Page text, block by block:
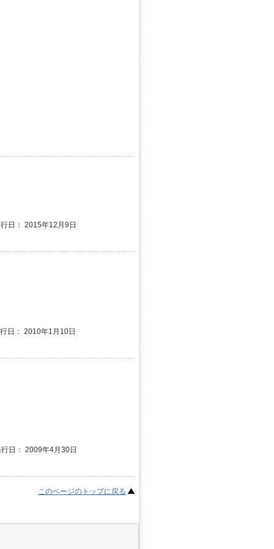
： 2015年12月9日
： 2010年1月10日
： 2009年4月30日
このページのトップに戻る